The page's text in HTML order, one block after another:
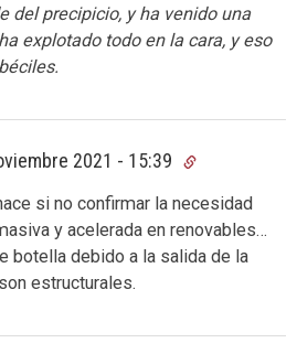
del precipicio, y ha venido una
explotado todo en la cara, y eso
2021 - 15:39
si no confirmar la necesidad
y acelerada en renovables…
botella debido a la salida de la
estructurales.